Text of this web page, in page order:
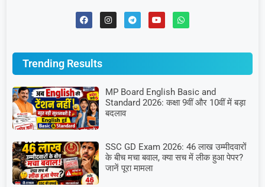
Trending Results
MP Board English Basic and
Standard 2026: कक्षा 9वीं और 10वीं में बड़ा
बदलाव
SSC GD Exam 2026: 46 लाख उम्मीदवारों
के बीच मचा बवाल, क्या सच में लीक हुआ पेपर?
जानें पूरा मामला